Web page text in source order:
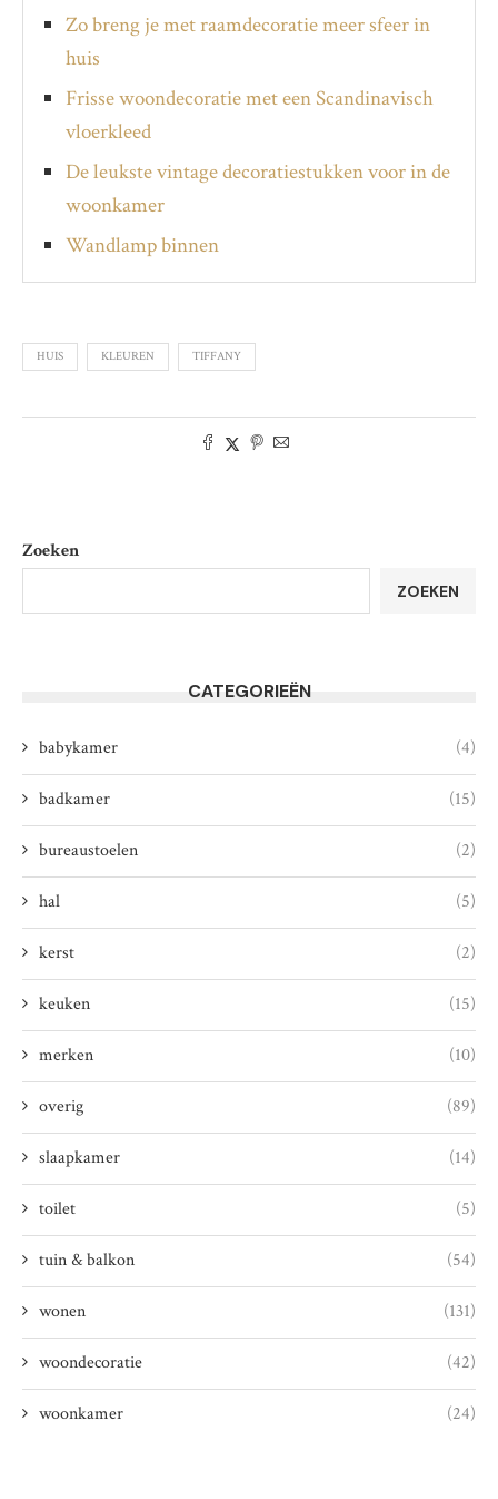
Zo breng je met raamdecoratie meer sfeer in
huis
Frisse woondecoratie met een Scandinavisch
vloerkleed
De leukste vintage decoratiestukken voor in de
woonkamer
Wandlamp binnen
HUIS KLEUREN TIFFANY
Zoeken
ZOEKEN
CATEGORIEËN
babykamer (4)
badkamer (15)
bureaustoelen (2)
hal (5)
kerst (2)
keuken (15)
merken (10)
overig (89)
slaapkamer (14)
toilet (5)
tuin & balkon (54)
wonen (131)
woondecoratie (42)
woonkamer (24)